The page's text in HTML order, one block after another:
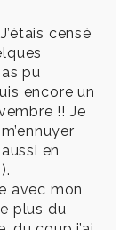
censé
pu
encore un
!! Je
en
avec mon
plus du